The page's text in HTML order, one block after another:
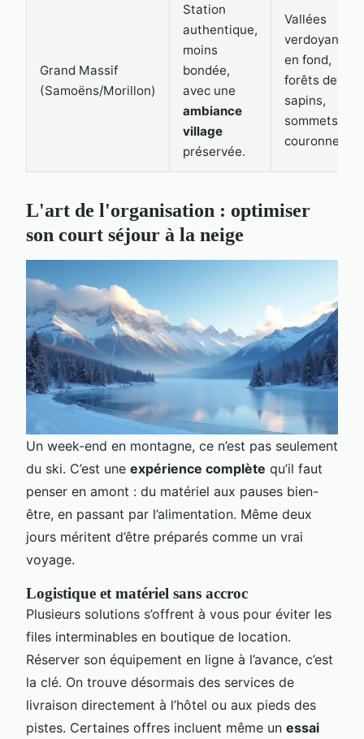
Grand Massif
(Samoëns/Morillon)
Station
authentique,
moins
bondée,
avec une
ambiance
village
préservée.
Vallées
verdoyantes
en fond,
forêts de
sapins,
sommets en
couronne.
L'art de l'organisation : optimiser
son court séjour à la neige
Un week-end en montagne, ce n’est pas seulement
du ski. C’est une expérience complète qu’il faut
penser en amont : du matériel aux pauses bien-
être, en passant par l’alimentation. Même deux
jours méritent d’être préparés comme un vrai
voyage.
Logistique et matériel sans accroc
Plusieurs solutions s’offrent à vous pour éviter les
files interminables en boutique de location.
Réserver son équipement en ligne à l’avance, c’est
la clé. On trouve désormais des services de
livraison directement à l’hôtel ou aux pieds des
pistes. Certaines offres incluent même un essai